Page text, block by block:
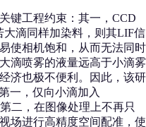
键工程约束：其一，CCD
大滴同样加染料，则其LIF信
使相机饱和，从而无法同时
滴喷雾的液量远高于小滴雾
济也极不便利。因此，该研
一，仅向小滴加入
二，在图像处理上不再只
场进行高精度空间配准，使